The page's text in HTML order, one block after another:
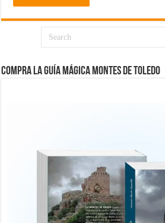
COMPRA LA GUÍA MÁGICA MONTES DE TOLEDO